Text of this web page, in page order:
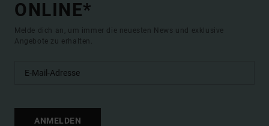
ONLINE*
Melde dich an, um immer die neuesten News und exklusive
Angebote zu erhalten.
ANMELDEN